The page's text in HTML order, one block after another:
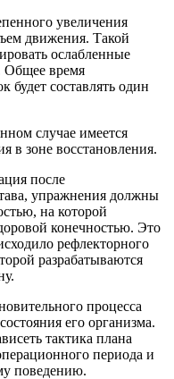
увеличения
движения. Такой
ослабленные
Общее время
будет составлять один
случае имеется
в зоне восстановления.
после
упражнения должны
на которой
конечностью. Это
рефлекторного
разрабатываются
процесса
его организма.
тактика плана
периода и
поведению.